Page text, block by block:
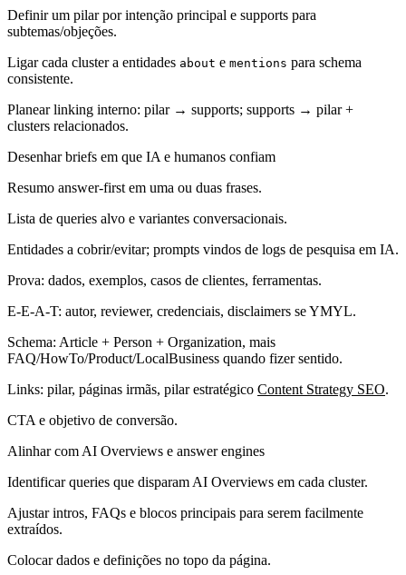
Definir um pilar por intenção principal e supports para
subtemas/objeções.
Ligar cada cluster a entidades about e mentions para schema
consistente.
Planear linking interno: pilar → supports; supports → pilar +
clusters relacionados.
Desenhar briefs em que IA e humanos confiam
Resumo answer‑first em uma ou duas frases.
Lista de queries alvo e variantes conversacionais.
Entidades a cobrir/evitar; prompts vindos de logs de pesquisa em IA.
Prova: dados, exemplos, casos de clientes, ferramentas.
E‑E‑A‑T: autor, reviewer, credenciais, disclaimers se YMYL.
Schema: Article + Person + Organization, mais
FAQ/HowTo/Product/LocalBusiness quando fizer sentido.
Links: pilar, páginas irmãs, pilar estratégico Content Strategy SEO.
CTA e objetivo de conversão.
Alinhar com AI Overviews e answer engines
Identificar queries que disparam AI Overviews em cada cluster.
Ajustar intros, FAQs e blocos principais para serem facilmente
extraídos.
Colocar dados e definições no topo da página.